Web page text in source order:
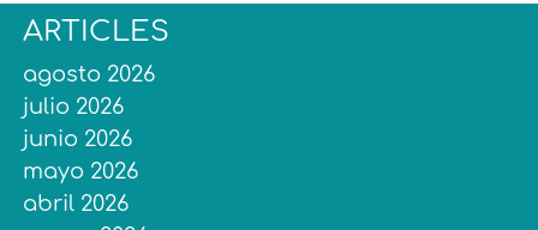
ARTICLES
agosto 2026
julio 2026
junio 2026
mayo 2026
abril 2026